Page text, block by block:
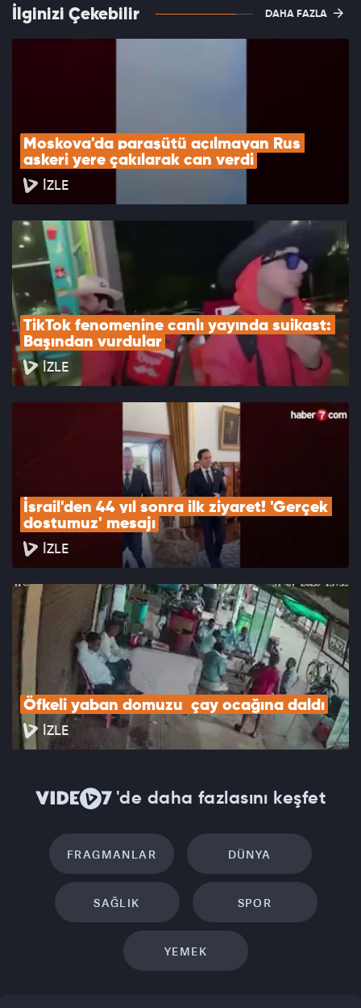
İlginizi Çekebilir DAHA FAZLA
Moskova'da paraşütü açılmayan Rus
askeri yere çakılarak can verdi
İZLE
TikTok fenomenine canlı yayında suikast:
Başından vurdular
İZLE
İsrail'den 44 yıl sonra ilk ziyaret! 'Gerçek
dostumuz' mesajı
İZLE
Öfkeli yaban domuzu  çay ocağına daldı
İZLE
'de daha fazlasını keşfet
FRAGMANLAR DÜNYA
SAĞLIK SPOR
YEMEK